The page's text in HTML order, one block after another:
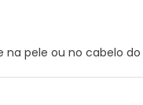
pele ou no cabelo